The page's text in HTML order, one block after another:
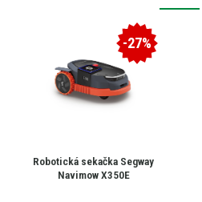
-27%
Robotická sekačka Segway
Navimow X350E